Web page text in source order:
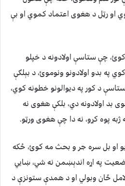
او رټل د هغوی اعتماد کموي او بې
چې ستاسې اولادونه د خپلو
په بدو اولادونو ونوموئ، د بېلګې
د کور په دیوالونو خطونه کوي،
بد اولادونه دي، بلکې هغوی نه
پوه کړو، نه دا چې هغوی ورټو.
او بل سره جر و بحث مه کوئ، ځکه
په اړه اندېښمن نه شي، ښايي
ځان وبولي او د همدې ستونزې د